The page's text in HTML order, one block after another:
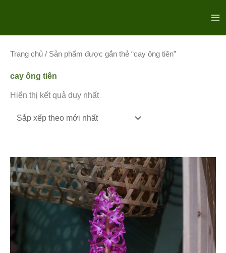
nội
dungTrang chủ / Sản phẩm được gắn thẻ “cay ông tiên”
cay ông tiên
Hiển thị kết quả duy nhất